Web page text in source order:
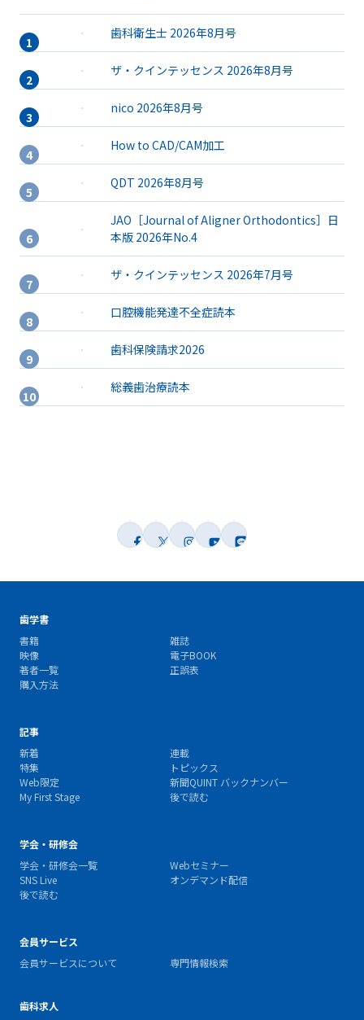
歯科衛生士 2026年8月号
ザ・クインテッセンス 2026年8月号
nico 2026年8月号
How to CAD/CAM加工
QDT 2026年8月号
JAO［Journal of Aligner Orthodontics］日
本版 2026年No.4
ザ・クインテッセンス 2026年7月号
口腔機能発達不全症読本
歯科保険請求2026
総義歯治療読本
歯学書
書籍
雑誌
映像
電子BOOK
著者一覧
正誤表
購入方法
記事
新着
連載
特集
トピックス
Web限定
新聞QUINT バックナンバー
My First Stage
後で読む
学会・研修会
学会・研修会一覧
Webセミナー
SNS Live
オンデマンド配信
後で読む
会員サービス
会員サービスについて
専門情報検索
歯科求人